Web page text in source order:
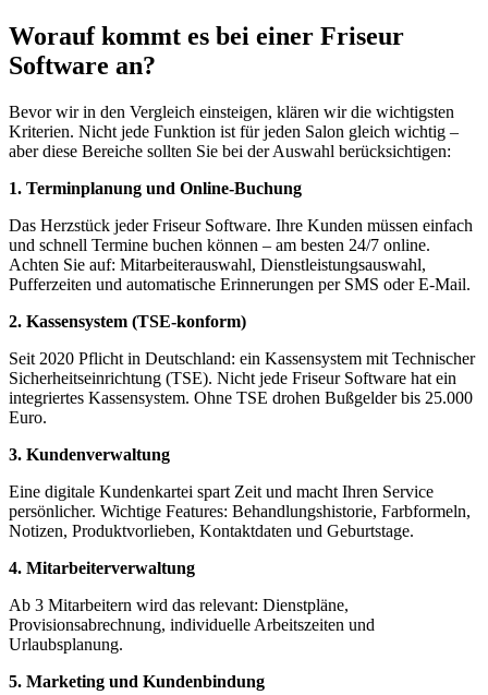
Worauf kommt es bei einer Friseur
Software an?
Bevor wir in den Vergleich einsteigen, klären wir die wichtigsten
Kriterien. Nicht jede Funktion ist für jeden Salon gleich wichtig –
aber diese Bereiche sollten Sie bei der Auswahl berücksichtigen:
1. Terminplanung und Online-Buchung
Das Herzstück jeder Friseur Software. Ihre Kunden müssen einfach
und schnell Termine buchen können – am besten 24/7 online.
Achten Sie auf: Mitarbeiterauswahl, Dienstleistungsauswahl,
Pufferzeiten und automatische Erinnerungen per SMS oder E-Mail.
2. Kassensystem (TSE-konform)
Seit 2020 Pflicht in Deutschland: ein Kassensystem mit Technischer
Sicherheitseinrichtung (TSE). Nicht jede Friseur Software hat ein
integriertes Kassensystem. Ohne TSE drohen Bußgelder bis 25.000
Euro.
3. Kundenverwaltung
Eine digitale Kundenkartei spart Zeit und macht Ihren Service
persönlicher. Wichtige Features: Behandlungshistorie, Farbformeln,
Notizen, Produktvorlieben, Kontaktdaten und Geburtstage.
4. Mitarbeiterverwaltung
Ab 3 Mitarbeitern wird das relevant: Dienstpläne,
Provisionsabrechnung, individuelle Arbeitszeiten und
Urlaubsplanung.
5. Marketing und Kundenbindung